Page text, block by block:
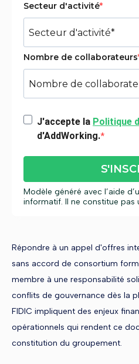
Répondre à un appel d'offres
sans accord de consortium
membre à une responsabilité
conflits de gouvernance dès la
FIDIC impliquent des enjeux
opérationnels qui rendent ce
constitution du groupement.
Secteur d'activité
Nombre de collaborateurs
J'accepte la Politique
d'AddWorking.
Modèle généré avec l’aide
informatif. Il ne constitue pas